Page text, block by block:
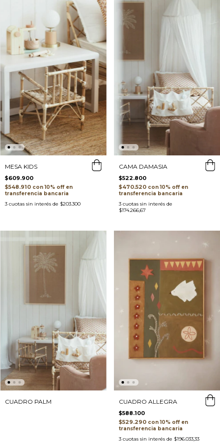
MESA KIDS
$609.900
$548.910 con
transferencia bancaria
3 cuotas sin interés de $203.300
CAMA DAMASIA
$522.800
$470.520 con
transferencia bancaria
3 cuotas sin interés de
$174.266,67
CUADRO PALM CUADRO ALLEGRA
$588.100
$529.290 con
transferencia bancaria
3 cuotas sin interés de $196.033,33